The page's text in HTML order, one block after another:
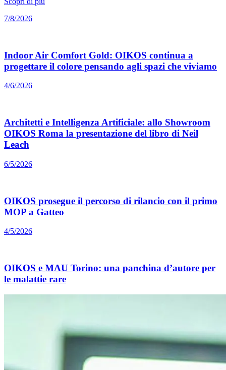
7/8/2026
Indoor Air Comfort Gold: OIKOS continua a
progettare il colore pensando agli spazi che viviamo
4/6/2026
Architetti e Intelligenza Artificiale: allo Showroom
OIKOS Roma la presentazione del libro di Neil
Leach
6/5/2026
OIKOS prosegue il percorso di rilancio con il primo
MOP a Gatteo
4/5/2026
OIKOS e MAU Torino: una panchina d’autore per
le malattie rare